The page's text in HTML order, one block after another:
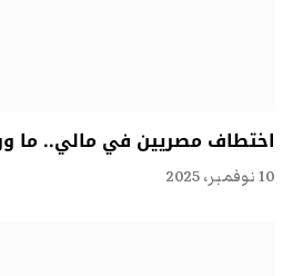
اختطاف مصريين في مالي.. ما
10 نوفمبر، 2025